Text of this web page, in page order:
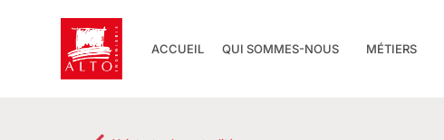
ACCUEIL QUI SOMMES-NOUS MÉTIERS